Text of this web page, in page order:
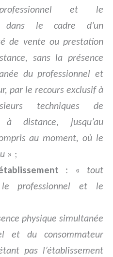
et le
dans le cadre d’un
de vente ou prestation
sans la présence
du professionnel et
par le recours exclusif à
techniques de
à distance, jusqu’au
au moment, où le
» ;
: « tout
professionnel et le
physique simultanée
et du consommateur
pas l’établissement